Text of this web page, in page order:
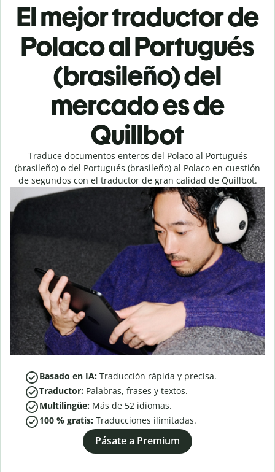
El mejor traductor de
Polaco al Portugués
(brasileño) del
mercado es de
Quillbot
Traduce documentos enteros del Polaco al Portugués
(brasileño) o del Portugués (brasileño) al Polaco en cuestión
de segundos con el traductor de gran calidad de Quillbot.
Basado en IA: Traducción rápida y precisa.
Traductor: Palabras, frases y textos.
Multilingüe: Más de 52 idiomas.
100 % gratis: Traducciones ilimitadas.
Pásate a Premium